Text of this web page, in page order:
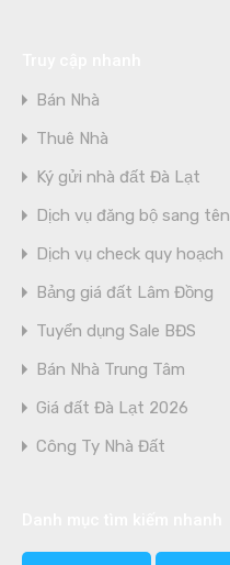
Bán Nhà
Thuê Nhà
Ký gửi nhà đất Đà Lạt
Dịch vụ đăng bộ sang tên
Dịch vụ check quy hoạch
Bảng giá đất Lâm Đồng
Tuyển dụng Sale BĐS
Bán Nhà Trung Tâm
Giá đất Đà Lạt 2026
Công Ty Nhà Đất